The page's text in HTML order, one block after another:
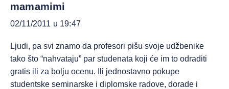
mamamimi
02/11/2011 u 19:47
Ljudi, pa svi znamo da profesori pišu svoje udžbenike
tako što “nahvataju” par studenata koji će im to odraditi
gratis ili za bolju ocenu. Ili jednostavno pokupe
studentske seminarske i diplomske radove, dorade i